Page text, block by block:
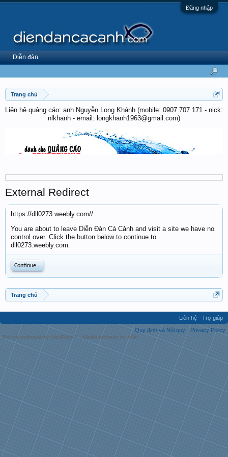
Đăng nhập
Trang chủ
Liên hệ quảng cáo: anh Nguyễn Long Khánh (mobile: 0907 707 171 - nick:
nlkhanh - email: longkhanh1963@gmail.com)
External Redirect
https://dll0273.weebly.com//
You are about to leave Diễn Đàn Cá Cảnh and visit a site we have no
control over. Click the button below to continue to
dll0273.weebly.com.
Continue...
Trang chủ
Diễn đàn
Liên hệ
Trợ giúp
Quy định và Nội quy
Privacy Policy
Forum software by XenForo™ | Media embeds by s9e